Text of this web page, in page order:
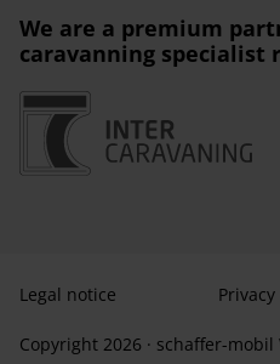
We are a premium
caravanning specialist
Legal notice Privacy
Copyright 2026 · schaffer-